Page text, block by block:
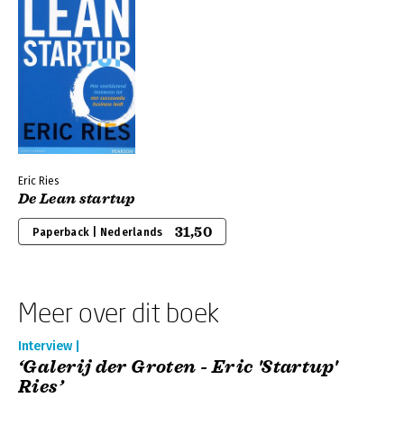
Eric Ries
De Lean startup
Paperback | Nederlands 31,50
Meer over dit boek
Interview |
‘Galerij der Groten - Eric 'Startup'
Ries’